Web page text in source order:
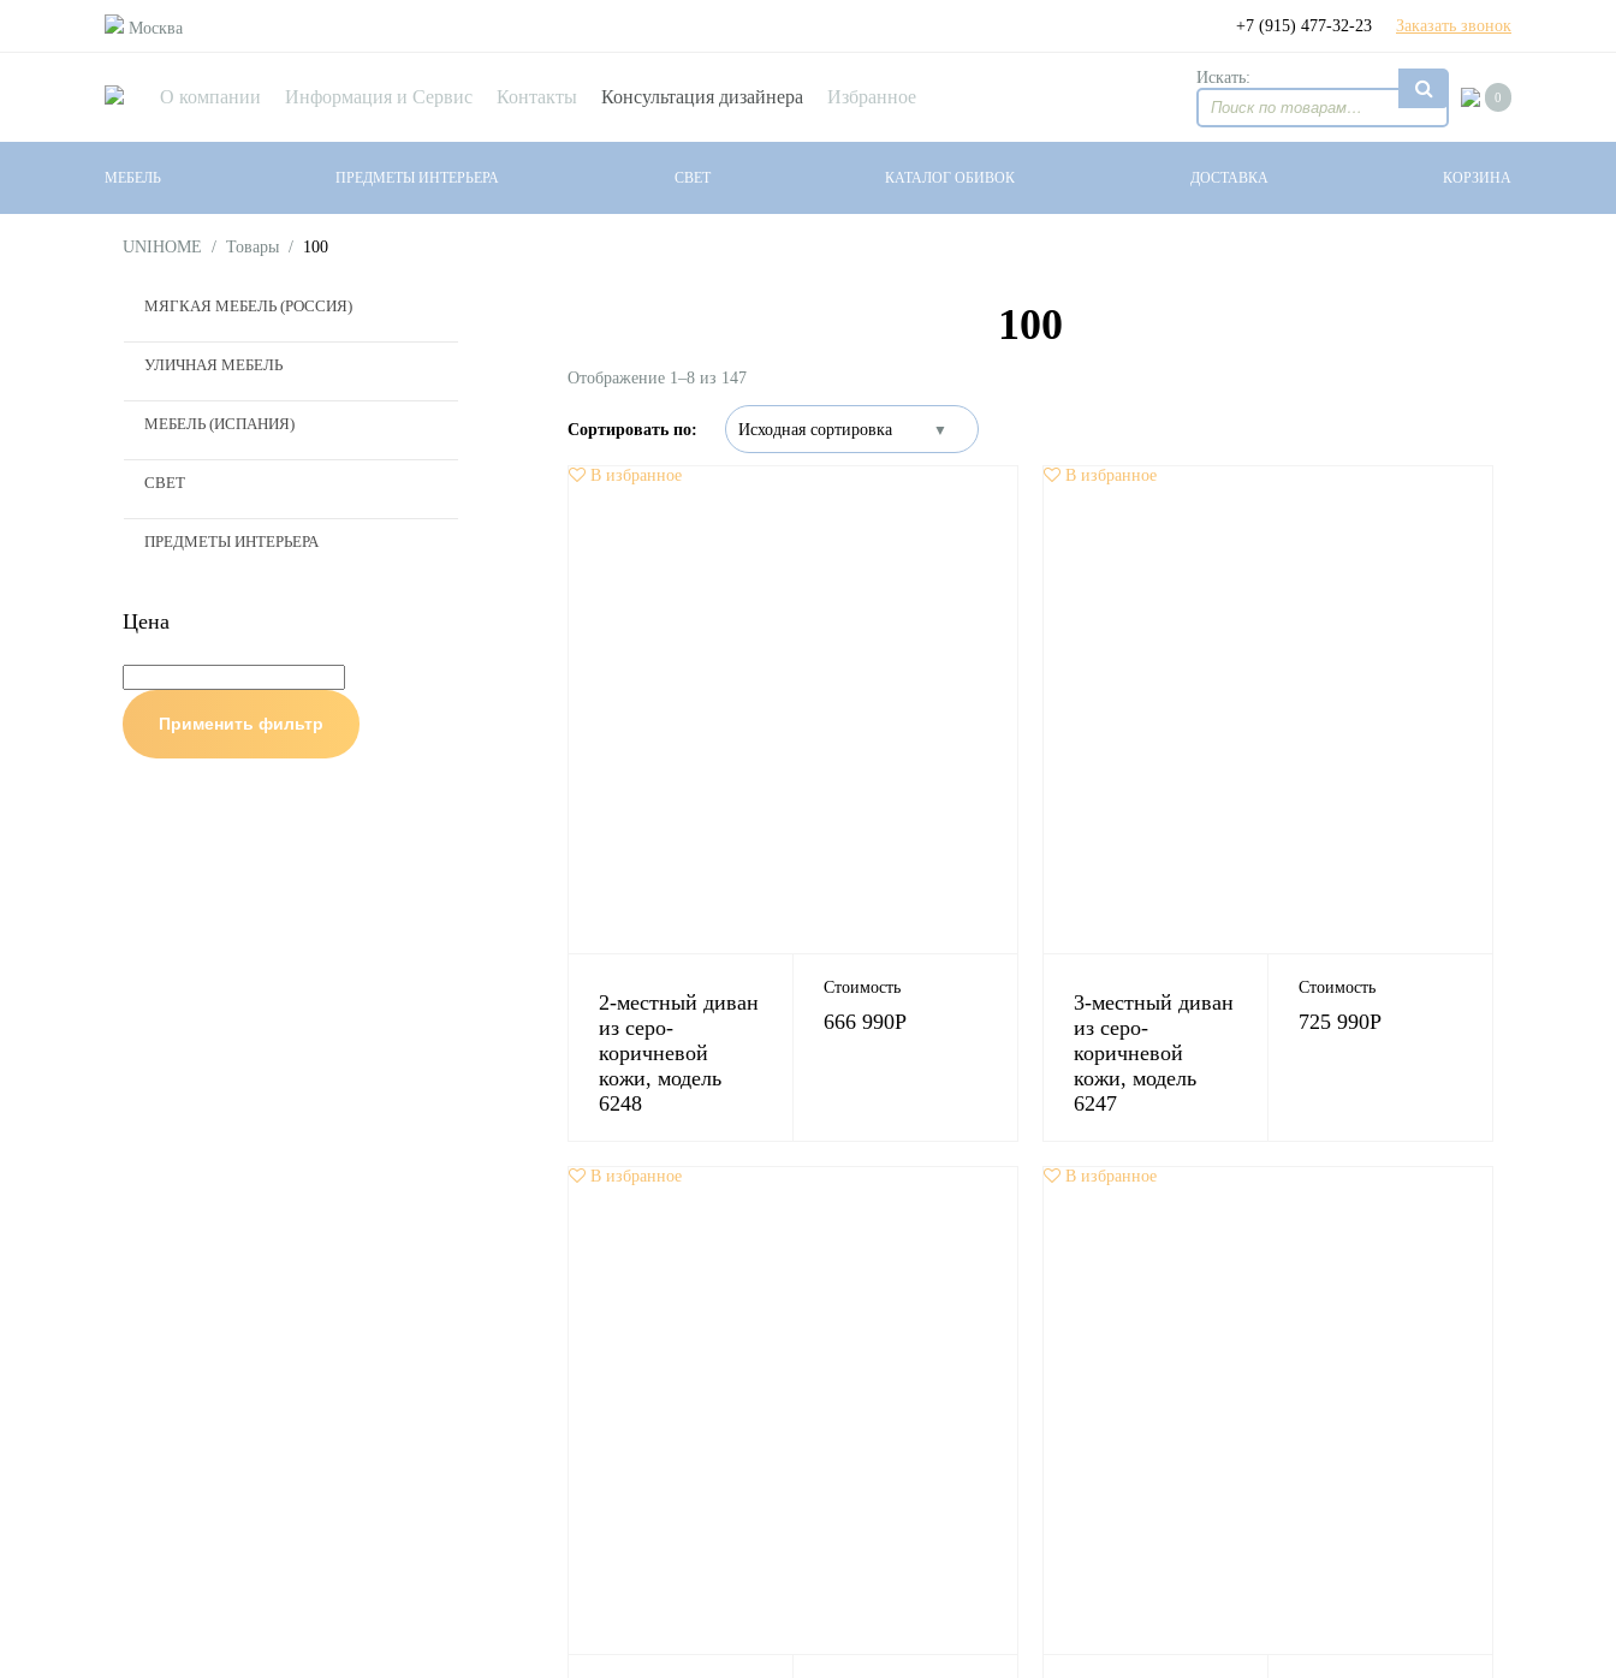
Москва +7 (915) 477-32-23 Заказать звонок
О компании Информация и Сервис Контакты Консультация дизайнера Избранное
Искать:
0
МЕБЕЛЬ ПРЕДМЕТЫ ИНТЕРЬЕРА СВЕТ КАТАЛОГ ОБИВОК ДОСТАВКА КОРЗИНА
UNIHOME / Товары / 100
МЯГКАЯ МЕБЕЛЬ (РОССИЯ)
УЛИЧНАЯ МЕБЕЛЬ
МЕБЕЛЬ (ИСПАНИЯ)
СВЕТ
ПРЕДМЕТЫ ИНТЕРЬЕРА
Цена
Применить фильтр
100
Отображение 1–8 из 147
В избранное
2-местный диван
из серо-
коричневой
кожи, модель
6248
Стоимость
666 990Р
В избранное
3-местный диван
из серо-
коричневой
кожи, модель
6247
Стоимость
725 990Р
В избранное В избранное